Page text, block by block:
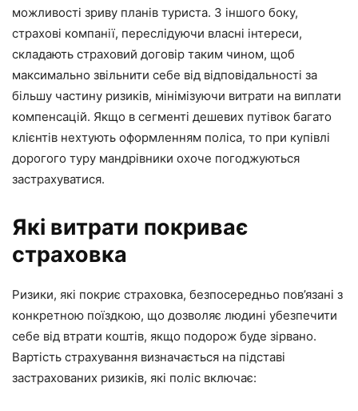
можливості зриву планів туриста. З іншого боку,
страхові компанії, переслідуючи власні інтереси,
складають страховий договір таким чином, щоб
максимально звільнити себе від відповідальності за
більшу частину ризиків, мінімізуючи витрати на виплати
компенсацій. Якщо в сегменті дешевих путівок багато
клієнтів нехтують оформленням поліса, то при купівлі
дорогого туру мандрівники охоче погоджуються
застрахуватися.
Які витрати покриває
страховка
Ризики, які покриє страховка, безпосередньо пов’язані з
конкретною поїздкою, що дозволяє людині убезпечити
себе від втрати коштів, якщо подорож буде зірвано.
Вартість страхування визначається на підставі
застрахованих ризиків, які поліс включає: